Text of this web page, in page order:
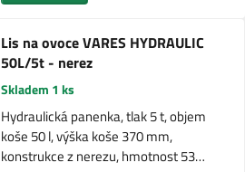
Lis na ovoce VARES HYDRAULIC
50L/5t - nerez
Skladem 1 ks
Hydraulická panenka, tlak 5 t, objem
koše 50 l, výška koše 370 mm,
konstrukce z nerezu, hmotnost 53…